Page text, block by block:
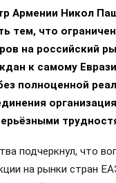
Армении Никол
тем, что
на российский
к самому
полноценной
подчеркнул, что
на рынки стран